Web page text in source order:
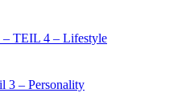
TEIL 4 – Lifestyle
3 – Personality